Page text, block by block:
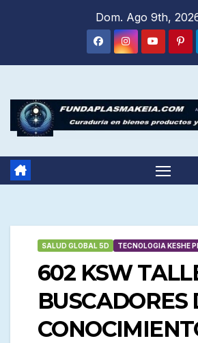
Dom. Ago 9th,
SALUD GLOBAL 5D TECNOLOGIA KESHE
602 KSW
BUSCADORES